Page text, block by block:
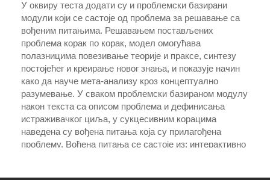
У оквиру теста додати су и проблемски базирани
модули који се састоје од проблема за решавање са
вођеним питањима. Решавањем постављених
проблема корак по корак, модел омогућава
полазницима повезивање теорије и праксе, синтезу
постојећег и креирање новог знања, и показује начин
како да науче мета-анализу кроз концептуално
разумевање. У сваком проблемски базираном модулу
након текста са описом проблема и дефинисања
истраживачког циља, у сукцесивним корацима
наведена су вођена питања која су прилагођена
проблему. Вођена питања се састоје из: интерактивно